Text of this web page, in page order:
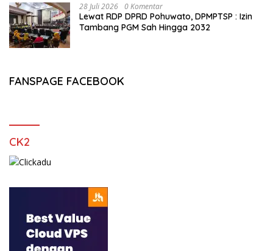
28 Juli 2026 0 Komentar
Lewat RDP DPRD Pohuwato, DPMPTSP : Izin
Tambang PGM Sah Hingga 2032
FANSPAGE FACEBOOK
CK2